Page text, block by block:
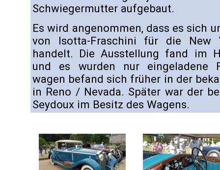
Schwiegermutter aufgebaut.
Es wird angenommen, dass es sich
von Isotta-Fraschini für die New
handelt. Die Ausstellung fand im
und es wurden nur eingeladene
wagen befand sich früher in der
in Reno / Nevada. Später war der
Seydoux im Besitz des Wagens.